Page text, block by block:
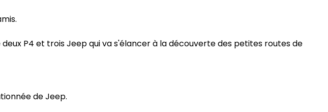
P4 et trois Jeep qui va s'élancer à la découverte des petites routes de
de Jeep.